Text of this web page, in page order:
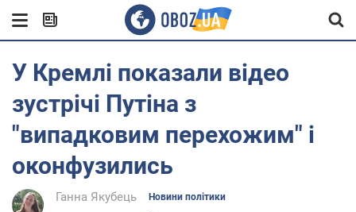
У Кремлі показали відео
зустрічі Путіна з
"випадковим перехожим" і
оконфузились
Ганна Якубець Новини політики